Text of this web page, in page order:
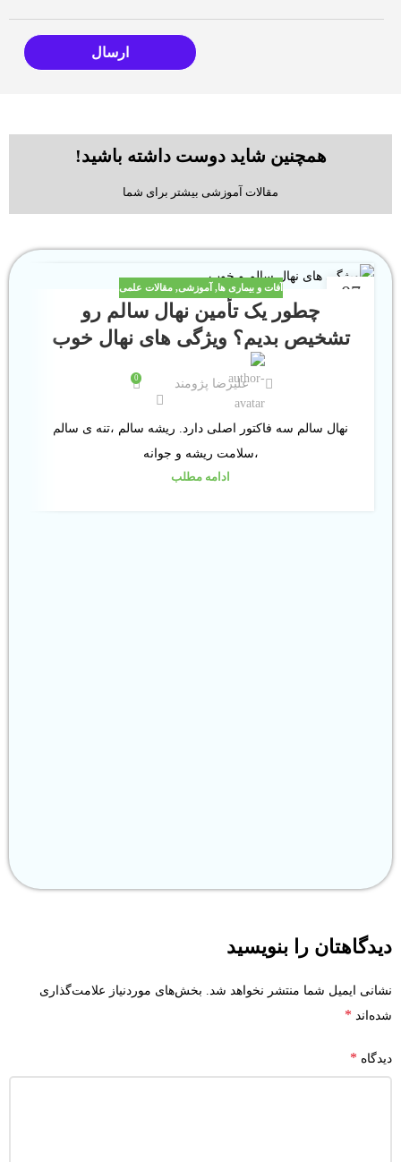
همچنین شاید دوست داشته باشید!
مقالات آموزشی بیشتر برای شما
07 آفات و بیماری ها , آموزشی,مقالات علمی
چطور یک تأمین نهال سالم رو
تشخیص بدیم؟ ویژگی های نهال خوب
علیرضا پژومند 0
نهال سالم سه فاکتور اصلی دارد. ریشه سالم ،تنه ی سالم
،سلامت ریشه و جوانه
ادامه مطلب
دیدگاهتان را بنویسید
نشانی ایمیل شما منتشر نخواهد شد. بخش‌های موردنیاز علامت‌گذاری
شده‌اند *
دیدگاه *